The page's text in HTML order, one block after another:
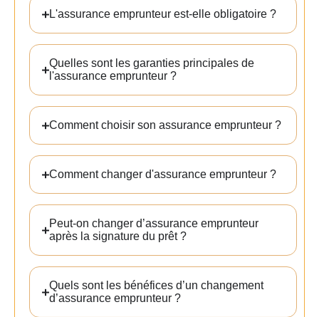
L'assurance emprunteur est-elle obligatoire ?
Quelles sont les garanties principales de
l'assurance emprunteur ?
Comment choisir son assurance emprunteur ?
Comment changer d'assurance emprunteur ?
Peut-on changer d’assurance emprunteur
après la signature du prêt ?
Quels sont les bénéfices d’un changement
d’assurance emprunteur ?
Laissez nous vos
coordonnées, téléphone ou
email et nous vous
recontactons dans les
meilleurs délais.